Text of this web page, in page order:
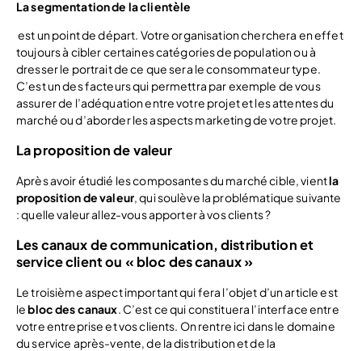
La segmentation de la clientèle
est un point de départ. Votre organisation cherchera en effet
toujours à cibler certaines catégories de population ou à
dresser le portrait de ce que sera le consommateur type.
C’est un des facteurs qui permettra par exemple de vous
assurer de l’adéquation entre votre projet et les attentes du
marché ou d’aborder les aspects marketing de votre projet.
La proposition de valeur
Après avoir étudié les composantes du marché cible, vientla
proposition de valeur, qui soulève la problématique suivante
: quelle valeur allez-vous apporter à vos clients ?
Les canaux de communication, distribution et
service client ou « bloc des canaux »
Le troisième aspect important qui fera l’objet d’un article est
lebloc des canaux . C’est ce qui constituera l’interface entre
votre entreprise et vos clients. On rentre ici dans le domaine
du service après-vente, de la distribution et de la